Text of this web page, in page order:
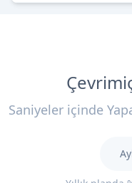
Saniyeler içinde